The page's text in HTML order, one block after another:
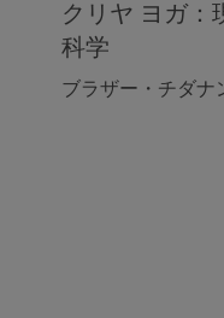
クリヤ ヨガ：
科学
ブラザー・チダナ